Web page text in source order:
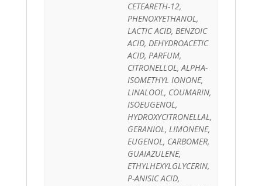
CETEARETH-12,
PHENOXYETHANOL,
LACTIC ACID, BENZOIC
ACID, DEHYDROACETIC
ACID, PARFUM,
CITRONELLOL, ALPHA-
ISOMETHYL IONONE,
LINALOOL, COUMARIN,
ISOEUGENOL,
HYDROXYCITRONELLAL,
GERANIOL, LIMONENE,
EUGENOL, CARBOMER,
GUAIAZULENE,
ETHYLHEXYLGLYCERIN,
P-ANISIC ACID,